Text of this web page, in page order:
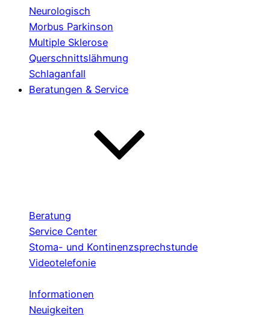
Neurologisch
Morbus Parkinson
Multiple Sklerose
Querschnittslähmung
Schlaganfall
Beratungen & Service
Beratung
Service Center
Stoma- und Kontinenzsprechstunde
Videotelefonie
Informationen
Neuigkeiten